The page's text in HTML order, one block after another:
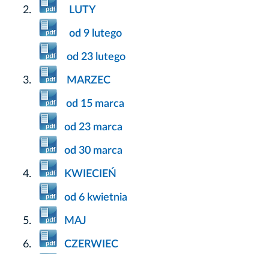
LUTY
od 9 lutego
od 23 lutego
MARZEC
od 15 marca
od 23 marca
od 30 marca
KWIECIEŃ
od 6 kwietnia
MAJ
CZERWIEC